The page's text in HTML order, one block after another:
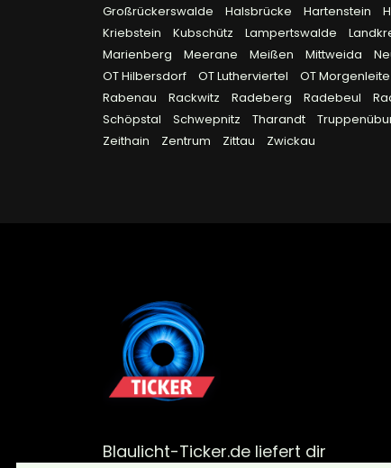
Großrückerswalde
Halsbrücke Hartenstein
Kriebstein
Kubschütz Lampertswalde
Marienberg
Meerane Meißen Mittweida
OT Hilbersdorf
OT Lutherviertel OT Morgenleite
Rabenau
Rackwitz Radeberg Radebeul
Schöpstal
Schwepnitz Tharandt
Zeithain
Zentrum Zittau Zwickau
Blaulicht-Ticker.de liefert dir